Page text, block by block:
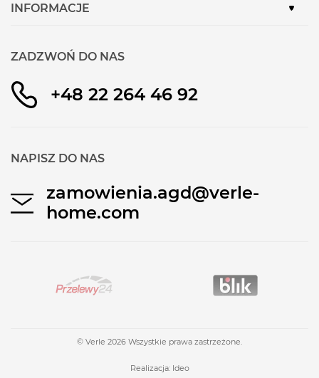
Sterowanie pokrętłem
Kontrola nagrzewania
Oświetlenie halogenowe wnętrza
Wysokość:59,5 cm
59,4 cm
Przyspiesz czas gotowania
mrożonych dań poprzez eliminację wstępnego
nagrzewania – dzięki temu Twoje potrawy są
świetnie, gdy goni Cię czas.
INFORMACJE
ZADZWOŃ DO NAS
+48 22 264 46 92
NAPISZ DO NAS
zamowienia.agd@verle-
home.com
© Verle 2026 Wszystkie prawa zastrzeżone.
Realizacja: Ideo